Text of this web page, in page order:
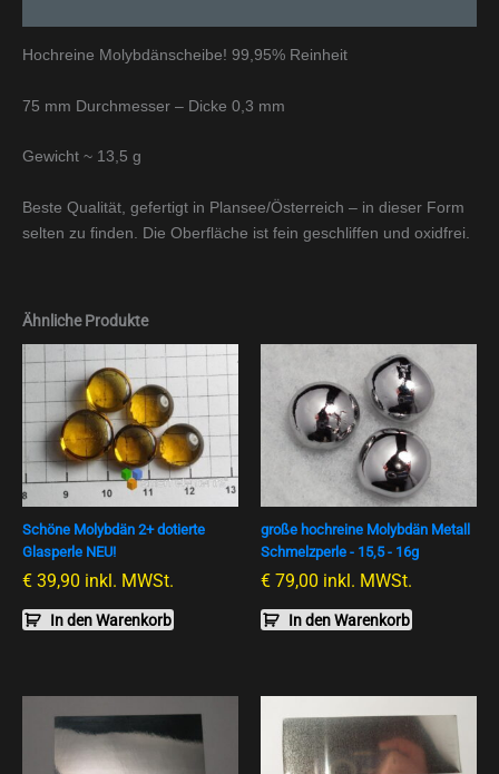
Hochreine Molybdänscheibe! 99,95% Reinheit
75 mm Durchmesser – Dicke 0,3 mm
Gewicht ~ 13,5 g
Beste Qualität, gefertigt in Plansee/Österreich – in dieser Form
selten zu finden. Die Oberfläche ist fein geschliffen und oxidfrei.
Ähnliche Produkte
Schöne Molybdän 2+ dotierte
Glasperle NEU!
€ 39,90 inkl. MWSt.
In den Warenkorb
große hochreine Molybdän Metall
Schmelzperle - 15,5 - 16g
€ 79,00 inkl. MWSt.
In den Warenkorb